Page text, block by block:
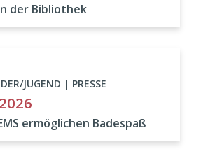
der Bibliothek
JUGEND | PRESSE
ermöglichen Badespaß